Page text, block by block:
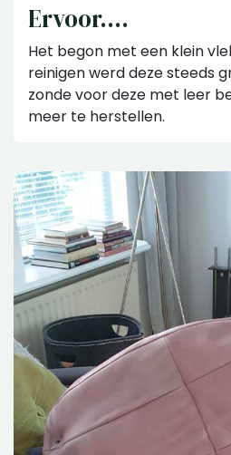
Ervoor....
Het begon met een klein
reinigen werd deze steeds
zonde voor deze met leer
meer te herstellen.